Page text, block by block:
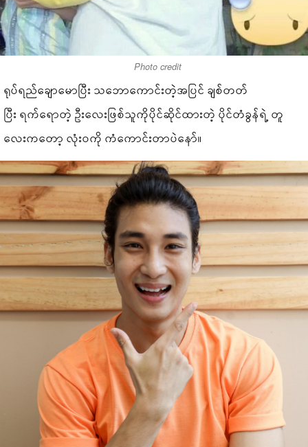
Photo credit
ရုပ်ရည်ချောမောပြီး သဘောကောင်းတဲ့အပြင် ချစ်တတ်
ပြီး ရက်ရောတဲ့ ဦးလေးဖြစ်သူကိုပိုင်ဆိုင်ထားတဲ့ ပိုင်တံခွန်ရဲ့ တူ
လေးကတော့ လုံးဝကို ကံကောင်းတာပဲနော်။